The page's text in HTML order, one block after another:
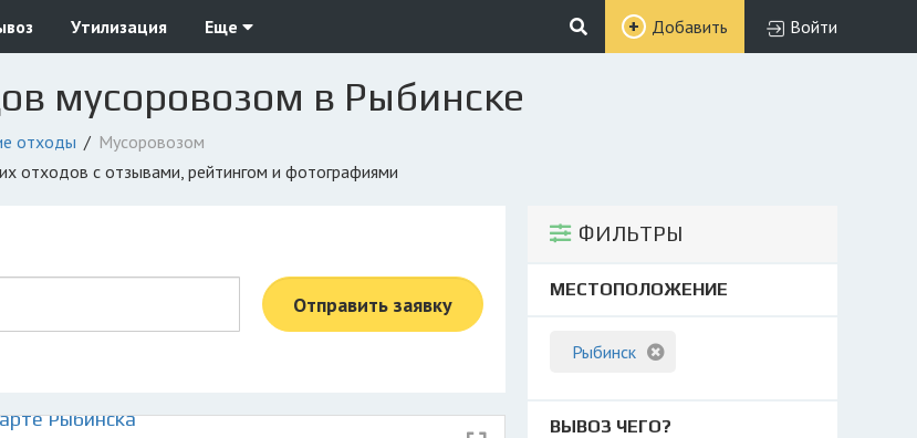
Утилизация Еще Добавить Войти
мусоровозом в Рыбинске
отходы
Мусоровозом
отходов с отзывами, рейтингом и фотографиями
ФИЛЬТРЫ
МЕСТОПОЛОЖЕНИЕ
Рыбинск
ВЫВОЗ ЧЕГО?
Отправить заявку
Рыбинска